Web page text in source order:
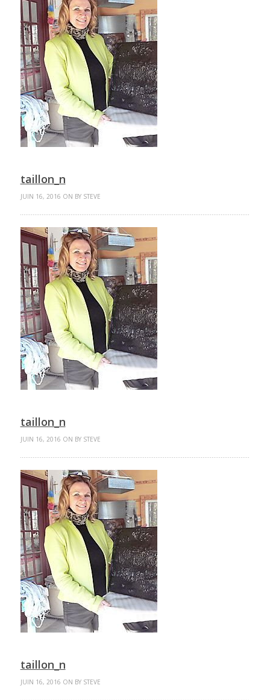
taillon_n
JUIN 16, 2016 ON BY STEVE
taillon_n
JUIN 16, 2016 ON BY STEVE
taillon_n
JUIN 16, 2016 ON BY STEVE